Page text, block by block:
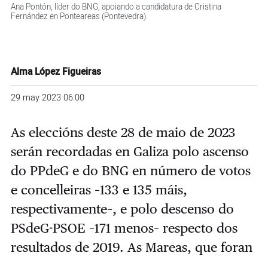
Ana Pontón, líder do BNG, apoiando a candidatura de Cristina
Fernández en Ponteareas (Pontevedra).
Alma López Figueiras
29 may 2023 06:00
As eleccións deste 28 de maio de 2023
serán recordadas en Galiza polo ascenso
do PPdeG e do BNG en número de votos
e concelleiras –133 e 135 máis,
respectivamente–, e polo descenso do
PSdeG-PSOE –171 menos– respecto dos
resultados de 2019. As Mareas, que foran